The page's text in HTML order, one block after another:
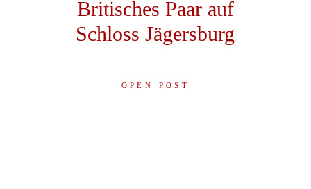
Britisches Paar auf
Schloss Jägersburg
OPEN POST